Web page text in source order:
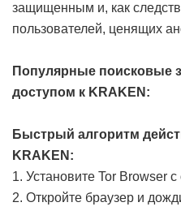
защищенным и, как
пользователей, ценящих
Популярные поисковые
доступом к KRAKEN:
Быстрый алгоритм
KRAKEN:
1. Установите Tor Browser
2. Откройте браузер и